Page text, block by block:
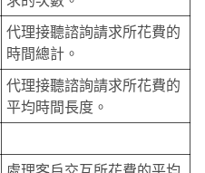
代理接聽諮詢請求所花費的
時間總計。
代理接聽諮詢請求所花費的
平均時間長度。